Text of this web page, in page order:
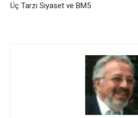
Üç Tarzı Siyaset ve BM5